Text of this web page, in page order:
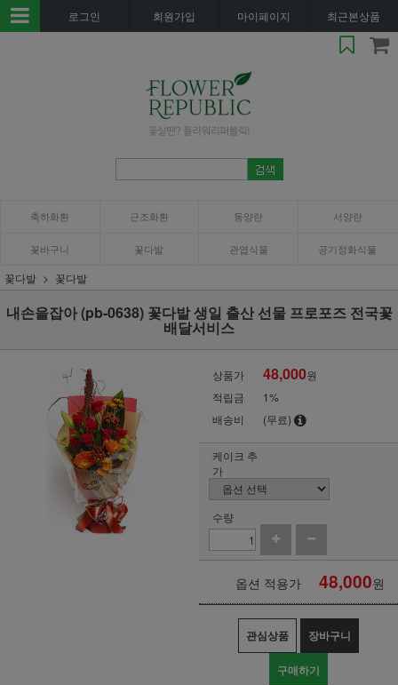
로그인 회원가입 마이페이지 최근본상품
축하화환 근조화환 동양란 서양란
꽃바구니 꽃다발 관엽식물 공기정화식물
꽃다발 꽃다발
내손을잡아 (pb-0638) 꽃다발 생일 출산 선물 프로포즈 전국꽃
배달서비스
상품가 48,000원
적립금
1%
배송비
(무료)
케이크 추
가
수량
옵션 적용가 48,000원
관심상품 장바구니
구매하기